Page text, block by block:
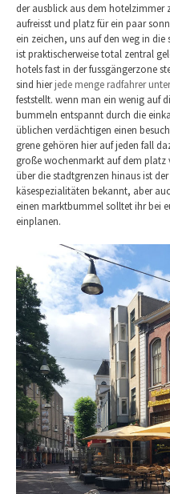
der ausblick aus dem hotelzimmer
aufreisst und platz für ein paar
ein zeichen, uns auf den weg in
ist praktischerweise total zentral
hotels fast in der fussgängerzone
sind hierjede menge radfahrer
feststellt. wenn man ein wenig auf
bummeln entspannt durch die
üblichen verdächtigen einen
grene gehören hier auf jeden fall
große wochenmarkt auf dem platz
über die stadtgrenzen hinaus ist
käsespezialitäten bekannt, aber
einen marktbummel solltet ihr bei
einplanen.